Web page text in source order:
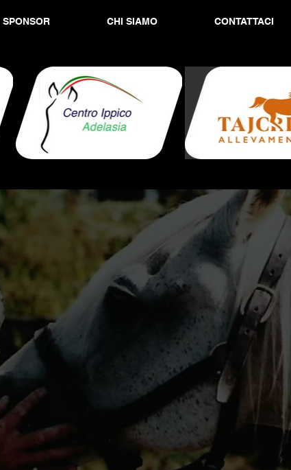
SPONSOR CHI SIAMO CONTATTACI